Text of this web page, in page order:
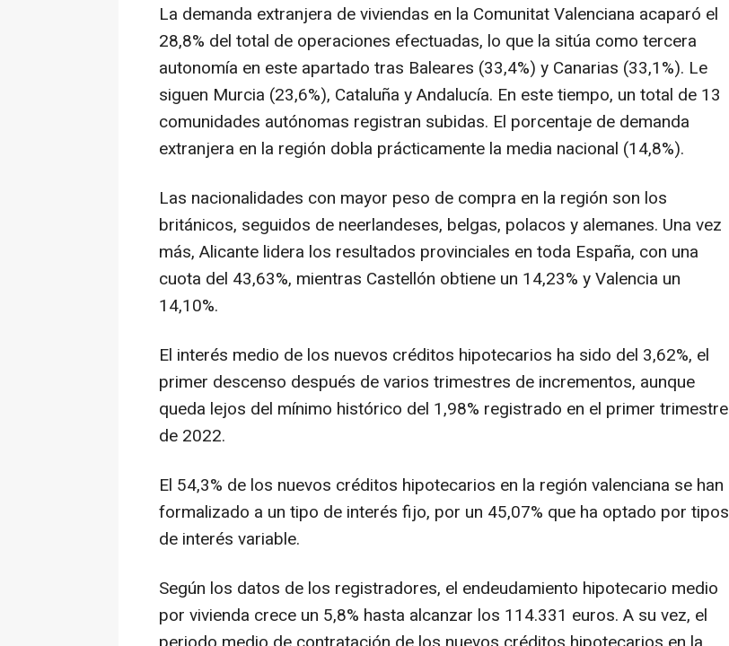
La demanda extranjera de viviendas en la Comunitat Valenciana acaparó el
28,8% del total de operaciones efectuadas, lo que la sitúa como tercera
autonomía en este apartado tras Baleares (33,4%) y Canarias (33,1%). Le
siguen Murcia (23,6%), Cataluña y Andalucía. En este tiempo, un total de 13
comunidades autónomas registran subidas. El porcentaje de demanda
extranjera en la región dobla prácticamente la media nacional (14,8%).
Las nacionalidades con mayor peso de compra en la región son los
británicos, seguidos de neerlandeses, belgas, polacos y alemanes. Una vez
más, Alicante lidera los resultados provinciales en toda España, con una
cuota del 43,63%, mientras Castellón obtiene un 14,23% y Valencia un
14,10%.
El interés medio de los nuevos créditos hipotecarios ha sido del 3,62%, el
primer descenso después de varios trimestres de incrementos, aunque
queda lejos del mínimo histórico del 1,98% registrado en el primer trimestre
de 2022.
El 54,3% de los nuevos créditos hipotecarios en la región valenciana se han
formalizado a un tipo de interés fijo, por un 45,07% que ha optado por tipos
de interés variable.
Según los datos de los registradores, el endeudamiento hipotecario medio
por vivienda crece un 5,8% hasta alcanzar los 114.331 euros. A su vez, el